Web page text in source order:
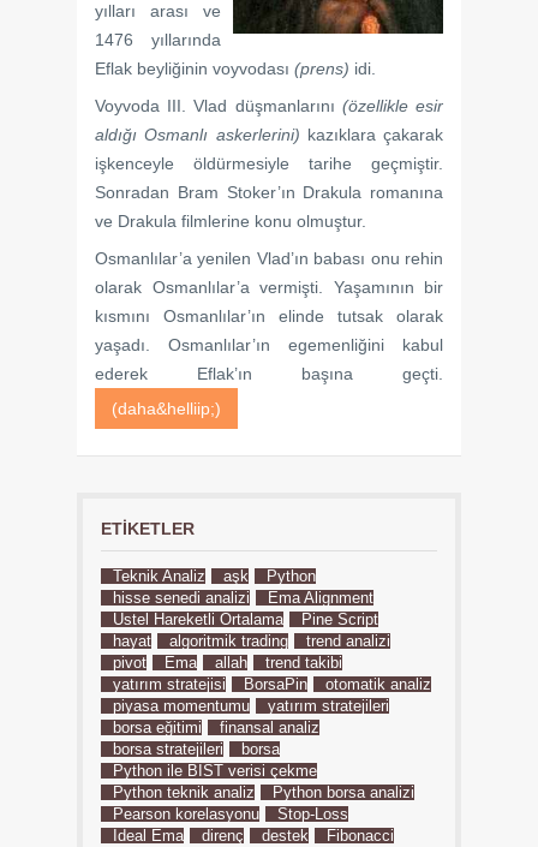
yılları arası ve
1476 yıllarında
Eflak beyliğinin voyvodası (prens) idi.
Voyvoda III. Vlad düşmanlarını (özellikle esir
aldığı Osmanlı askerlerini) kazıklara çakarak
işkenceyle öldürmesiyle tarihe geçmiştir.
Sonradan Bram Stoker’ın Drakula romanına
ve Drakula filmlerine konu olmuştur.
Osmanlılar’a yenilen Vlad’ın babası onu rehin
olarak Osmanlılar’a vermişti. Yaşamının bir
kısmını Osmanlılar’ın elinde tutsak olarak
yaşadı. Osmanlılar’ın egemenliğini kabul
ederek Eflak’ın başına geçti.
(daha&helliip;)
ETIKETLER
Teknik Analiz aşk
Python
hisse senedi analizi
Ema Alignment
Üstel Hareketli Ortalama
Pine Script
hayat
algoritmik trading
trend analizi
pivot
Ema allah
trend takibi
yatırım stratejisi
BorsaPin
otomatik analiz
piyasa momentumu
yatırım stratejileri
borsa eğitimi
finansal analiz
borsa stratejileri
borsa
Python ile BIST verisi çekme
Python teknik analiz
Python borsa analizi
Pearson korelasyonu
Stop-Loss
İdeal Ema
direnç destek
Fibonacci